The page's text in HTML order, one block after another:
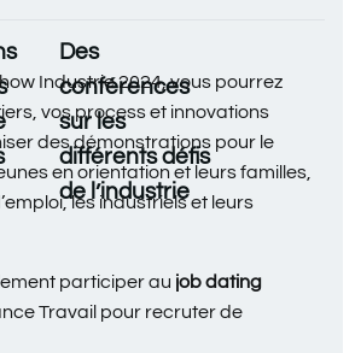
Des
conférences
sur les
différents défis
de l’industrie
Industrie 2024, vous pourrez
vos process et innovations
des démonstrations pour le
en orientation et leurs familles,
les industriels et leurs
participer au job dating
Travail pour recruter de